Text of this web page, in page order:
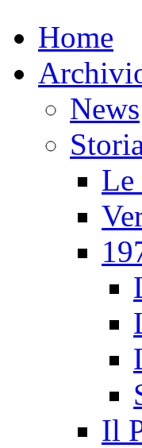
Home
News
Le
Il